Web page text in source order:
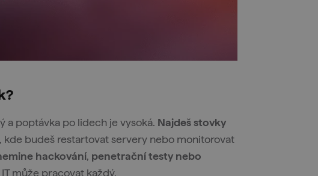
a poptávka po lidech je vysoká. Najdeš stovky
, kde budeš restartovat servery nebo monitorovat
hackování, penetrační testy nebo
IT může pracovat každý.